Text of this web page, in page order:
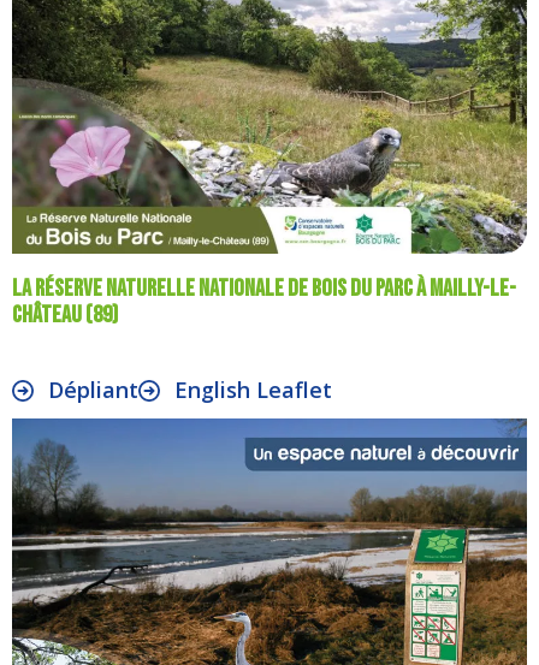
La Réserve Naturelle Nationale de Bois du Parc à Mailly-le-
Château (89)
Dépliant English Leaflet